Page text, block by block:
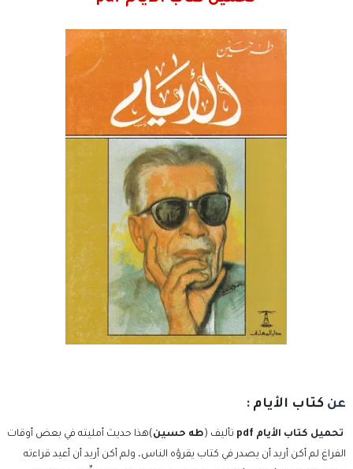
عن كتاب الأيام :
تحميل كتاب الأيام pdf تأليف (طه حسين)هذا حديث أمليته في بعض أوقات
الفراغ لم أكن أريد أن يصدر في كتاب يقرؤه الناس، ولم أكن أريد أن أعيد قراءته